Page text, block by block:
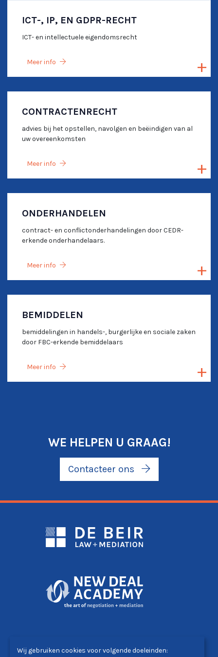
ICT-, IP, EN GDPR-RECHT
ICT- en intellectuele eigendomsrecht
Meer info
CONTRACTENRECHT
advies bij het opstellen, navolgen en beëindigen van al
uw overeenkomsten
Meer info
ONDERHANDELEN
contract- en conflictonderhandelingen door CEDR-
erkende onderhandelaars.
Meer info
BEMIDDELEN
bemiddelingen in handels-, burgerlijke en sociale zaken
door FBC-erkende bemiddelaars
Meer info
WE HELPEN U GRAAG!
Contacteer ons
Wij gebruiken cookies voor volgende doeleinden: